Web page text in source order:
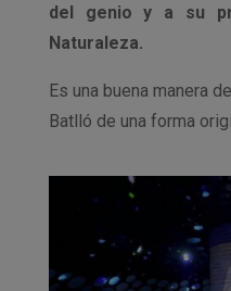
del genio y a su
Naturaleza.
Es una buena manera
Batlló de una forma